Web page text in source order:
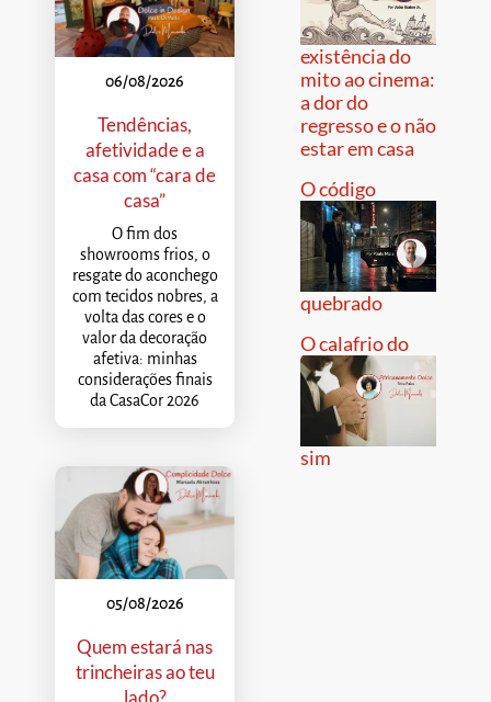
06/08/2026
Tendências,
afetividade e a
casa com “cara de
casa”
O fim dos
showrooms frios, o
resgate do aconchego
com tecidos nobres, a
volta das cores e o
valor da decoração
afetiva: minhas
considerações finais
da CasaCor 2026
05/08/2026
Quem estará nas
trincheiras ao teu
lado?
existência do
mito ao cinema:
a dor do
regresso e o não
estar em casa
O código
quebrado
O calafrio do
sim